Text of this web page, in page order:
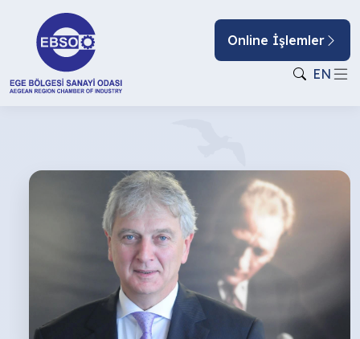
Online İşlemler
EN
ŞİDDETİN
GÖLGESİNDE
NİSAN’I
KUTLAMAK!